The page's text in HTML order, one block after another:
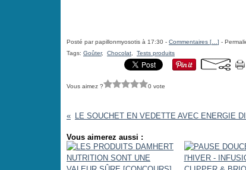
Posté par papillonmyosotis à 17:30 - Commentaires [ ] -
Tags: Goûter, Chocolat Tests produits
Vous aimez ? 0 vote
Vous aimerez aussi :